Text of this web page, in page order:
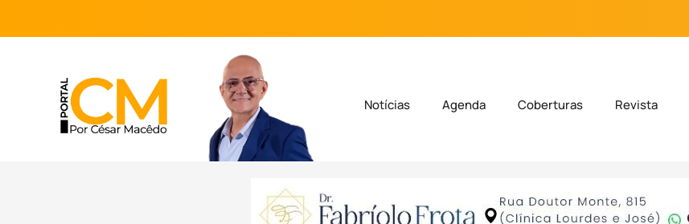
Notícias Agenda Coberturas Revista